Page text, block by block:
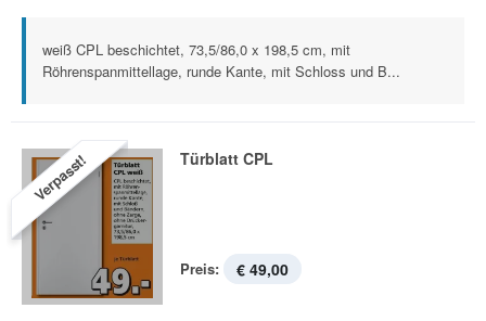
weiß CPL beschichtet, 73,5/86,0 x 198,5 cm, mit
Röhrenspanmittellage, runde Kante, mit Schloss und B...
Verpasst! Türblatt CPL
Preis: € 49,00